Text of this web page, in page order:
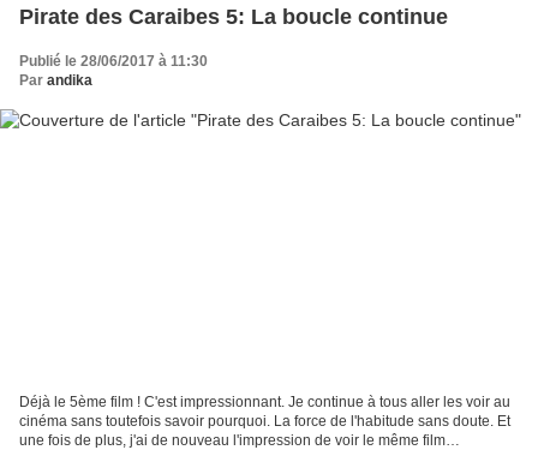
Pirate des Caraibes 5: La boucle continue
Publié le 28/06/2017 à 11:30
Par andika
Déjà le 5ème film ! C'est impressionnant. Je continue à tous aller les voir au
cinéma sans toutefois savoir pourquoi. La force de l'habitude sans doute. Et
une fois de plus, j'ai de nouveau l'impression de voir le même film